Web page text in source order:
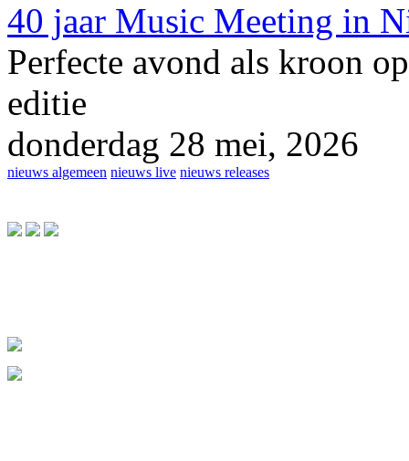
40 jaar Music Meeting in
Perfecte avond als kroon
editie
donderdag 28 mei, 2026
nieuws algemeen nieuws live nieuws releases